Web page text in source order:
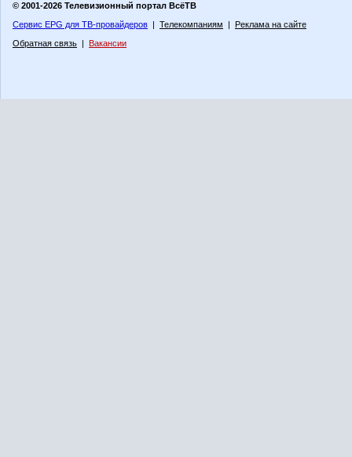
© 2001-2026 Телевизионный портал ВсёТВ
Сервис EPG для ТВ-провайдеров | Телекомпаниям | Реклама на сайте
Обратная связь | Вакансии